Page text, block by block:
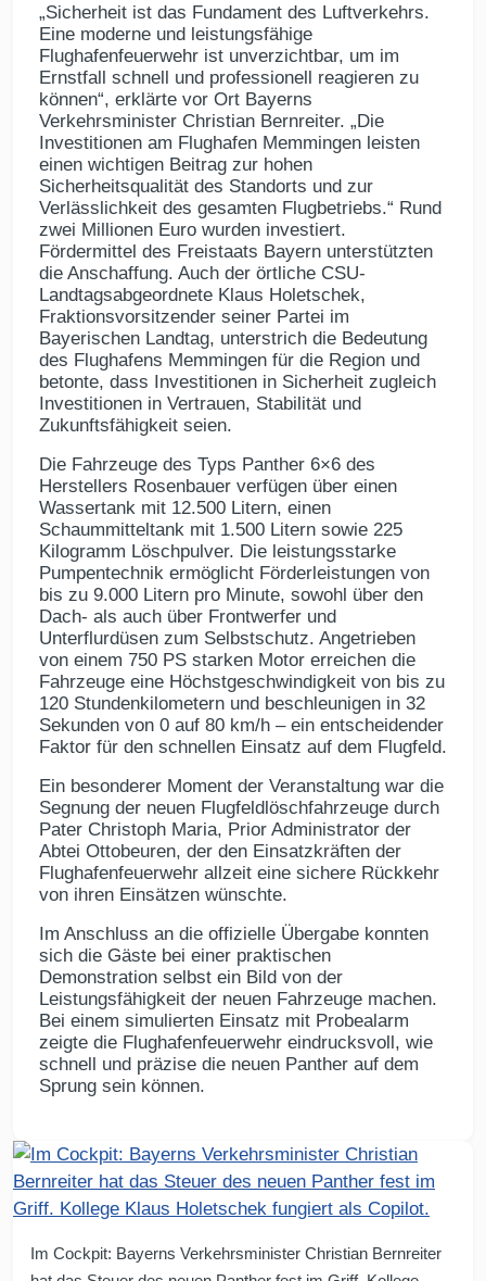
„Sicherheit ist das Fundament des Luftverkehrs.
Eine moderne und leistungsfähige
Flughafenfeuerwehr ist unverzichtbar, um im
Ernstfall schnell und professionell reagieren zu
können“, erklärte vor Ort Bayerns
Verkehrsminister Christian Bernreiter. „Die
Investitionen am Flughafen Memmingen leisten
einen wichtigen Beitrag zur hohen
Sicherheitsqualität des Standorts und zur
Verlässlichkeit des gesamten Flugbetriebs.“ Rund
zwei Millionen Euro wurden investiert.
Fördermittel des Freistaats Bayern unterstützten
die Anschaffung. Auch der örtliche CSU-
Landtagsabgeordnete Klaus Holetschek,
Fraktionsvorsitzender seiner Partei im
Bayerischen Landtag, unterstrich die Bedeutung
des Flughafens Memmingen für die Region und
betonte, dass Investitionen in Sicherheit zugleich
Investitionen in Vertrauen, Stabilität und
Zukunftsfähigkeit seien.
Die Fahrzeuge des Typs Panther 6×6 des
Herstellers Rosenbauer verfügen über einen
Wassertank mit 12.500 Litern, einen
Schaummitteltank mit 1.500 Litern sowie 225
Kilogramm Löschpulver. Die leistungsstarke
Pumpentechnik ermöglicht Förderleistungen von
bis zu 9.000 Litern pro Minute, sowohl über den
Dach- als auch über Frontwerfer und
Unterflurdüsen zum Selbstschutz. Angetrieben
von einem 750 PS starken Motor erreichen die
Fahrzeuge eine Höchstgeschwindigkeit von bis zu
120 Stundenkilometern und beschleunigen in 32
Sekunden von 0 auf 80 km/h – ein entscheidender
Faktor für den schnellen Einsatz auf dem Flugfeld.
Ein besonderer Moment der Veranstaltung war die
Segnung der neuen Flugfeldlöschfahrzeuge durch
Pater Christoph Maria, Prior Administrator der
Abtei Ottobeuren, der den Einsatzkräften der
Flughafenfeuerwehr allzeit eine sichere Rückkehr
von ihren Einsätzen wünschte.
Im Anschluss an die offizielle Übergabe konnten
sich die Gäste bei einer praktischen
Demonstration selbst ein Bild von der
Leistungsfähigkeit der neuen Fahrzeuge machen.
Bei einem simulierten Einsatz mit Probealarm
zeigte die Flughafenfeuerwehr eindrucksvoll, wie
schnell und präzise die neuen Panther auf dem
Sprung sein können.
Im Cockpit: Bayerns Verkehrsminister Christian Bernreiter